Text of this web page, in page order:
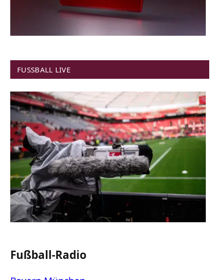
FUSSBALL LIVE
Fußball-Radio